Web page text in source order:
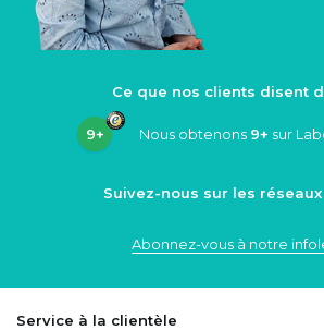
Ce que nos clients disent
9+ Nous obtenons 9+ sur
Suivez-nous sur les
Abonnez-vous à notre
Service à la clientèle